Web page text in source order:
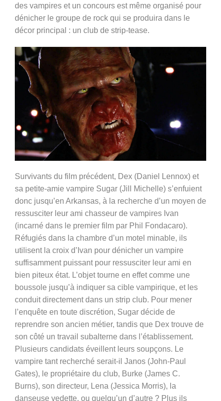
des vampires et un concours est même organisé pour
dénicher le groupe de rock qui se produira dans le
décor principal : un club de strip-tease.
Survivants du film précédent, Dex (Daniel Lennox) et
sa petite-amie vampire Sugar (Jill Michelle) s’enfuient
donc jusqu’en Arkansas, à la recherche d’un moyen de
ressusciter leur ami chasseur de vampires Ivan
(incarné dans le premier film par Phil Fondacaro).
Réfugiés dans la chambre d’un motel minable, ils
utilisent la croix d’Ivan pour dénicher un vampire
suffisamment puissant pour ressusciter leur ami en
bien piteux état. L’objet tourne en effet comme une
boussole jusqu’à indiquer sa cible vampirique, et les
conduit directement dans un strip club. Pour mener
l’enquête en toute discrétion, Sugar décide de
reprendre son ancien métier, tandis que Dex trouve de
son côté un travail subalterne dans l’établissement.
Plusieurs candidats éveillent leurs soupçons. Le
vampire tant recherché serait-il Janos (John-Paul
Gates), le propriétaire du club, Burke (James C.
Burns), son directeur, Lena (Jessica Morris), la
danseuse vedette, ou quelqu’un d’autre ? Plus ils